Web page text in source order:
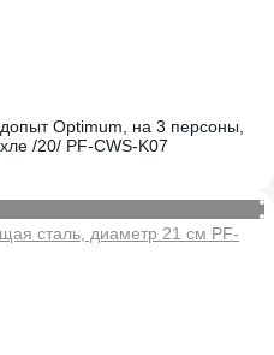
Optimum, на 3 персоны,
/20/ PF-CWS-K07